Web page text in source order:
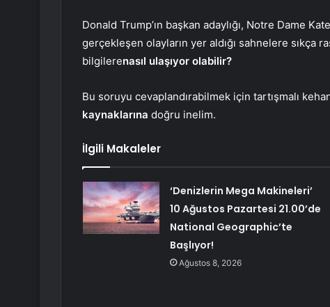
Donald Trump’ın başkan adaylığı, Notre Dame
gerçekleşen olayların yer aldığı sahnelere sıkça
bilgilerenasıl ulaşıyor olabilir?
Bu soruyu cevaplandırabilmek için tartışmalı
kaynaklarına doğru inelim.
İlgili Makaleler
‘Denizlerin Mega Makineleri’
10 Ağustos Pazartesi 21.00’de
National Geographic’te
Başlıyor!
Ağustos 8, 2026